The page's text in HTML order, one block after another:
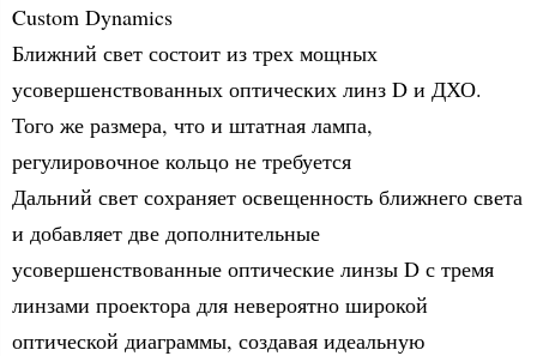
Custom Dynamics
Ближний свет состоит из трех мощных
усовершенствованных оптических линз D и ДХО.
Того же размера, что и штатная лампа,
регулировочное кольцо не требуется
Дальний свет сохраняет освещенность ближнего света
и добавляет две дополнительные
усовершенствованные оптические линзы D с тремя
линзами проектора для невероятно широкой
оптической диаграммы, создавая идеальную